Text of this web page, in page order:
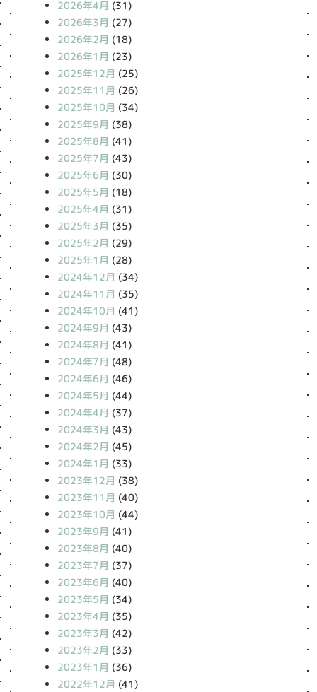
2026年4月 (31)
2026年3月 (27)
2026年2月 (18)
2026年1月 (23)
2025年12月 (25)
2025年11月 (26)
2025年10月 (34)
2025年9月 (38)
2025年8月 (41)
2025年7月 (43)
2025年6月 (30)
2025年5月 (18)
2025年4月 (31)
2025年3月 (35)
2025年2月 (29)
2025年1月 (28)
2024年12月 (34)
2024年11月 (35)
2024年10月 (41)
2024年9月 (43)
2024年8月 (41)
2024年7月 (48)
2024年6月 (46)
2024年5月 (44)
2024年4月 (37)
2024年3月 (43)
2024年2月 (45)
2024年1月 (33)
2023年12月 (38)
2023年11月 (40)
2023年10月 (44)
2023年9月 (41)
2023年8月 (40)
2023年7月 (37)
2023年6月 (40)
2023年5月 (34)
2023年4月 (35)
2023年3月 (42)
2023年2月 (33)
2023年1月 (36)
2022年12月 (41)